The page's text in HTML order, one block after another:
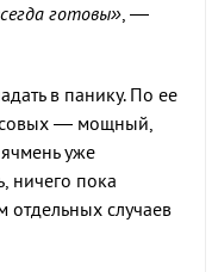
готовы», —
в панику. По ее
— мощный,
уже
ничего пока
отдельных случаев